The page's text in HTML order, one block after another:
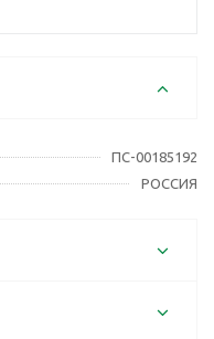
ПС-00185192
РОССИЯ